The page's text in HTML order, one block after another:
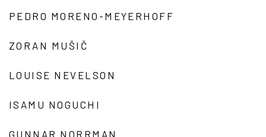
PEDRO MORENO-MEYERHOFF
ZORAN MUŠIČ
LOUISE NEVELSON
ISAMU NOGUCHI
GUNNAR NORRMAN